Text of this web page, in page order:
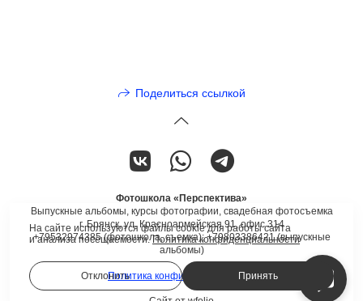
Поделиться ссылкой
Фотошкола «Перспектива»
Выпускные альбомы, курсы фотографии, свадебная фотосъемка
г. Брянск, ул. Красноармейская 91, офис 314
+79532974385 (фотошкола, съемка); +79803386421 (выпускные
альбомы)
Политика конфиденциальности
На сайте используются файлы cookie для работы сайта
и анализа посещаемости. Политика конфиденциальности
Отклонить Принять